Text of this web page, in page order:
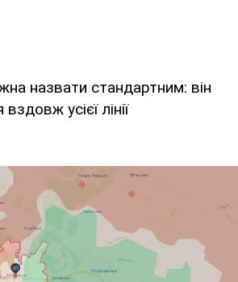
назвати стандартним: він
усієї лінії